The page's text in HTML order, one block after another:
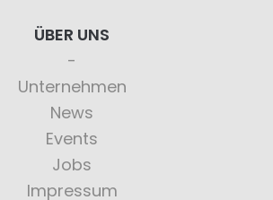
ÜBER UNS
Unternehmen
News
Events
Jobs
Impressum